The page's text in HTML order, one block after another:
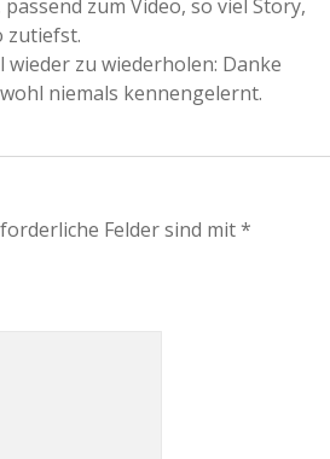
zum Video, so viel Story,
zutiefst.
wieder zu wiederholen: Danke
niemals kennengelernt.
Felder sind mit*